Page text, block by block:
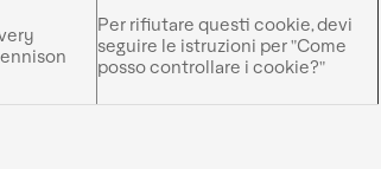
Per rifiutare questi cookie, devi
seguire le istruzioni per "Come
posso controllare i cookie?"